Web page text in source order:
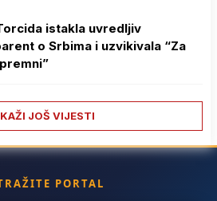
istakla uvredljiv
o Srbima i uzvikivala “Za
JOŠ VIJESTI
PORTAL